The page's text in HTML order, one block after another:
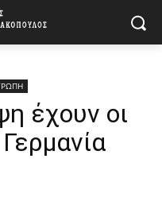
έχουν οι